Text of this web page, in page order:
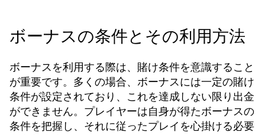
ボーナスの条件とその利用方法
ボーナスを利用する際は、賭け条件を意識すること
が重要です。多くの場合、ボーナスには一定の賭け
条件が設定されており、これを達成しない限り出金
ができません。プレイヤーは自身が得たボーナスの
条件を把握し、それに従ったプレイを心掛ける必要